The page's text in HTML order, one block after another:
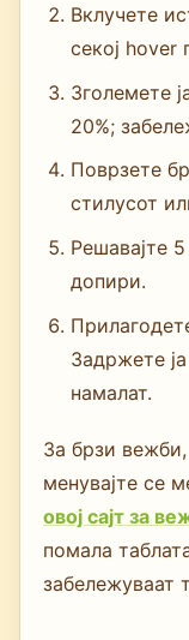
Вклучете
секој hover
Зголемете
20%;
Поврзете
стилусот
Решавајте
допири.
Задржете
намалат.
За брзи
менувајте се
овој сајт за
помала
забележуваат